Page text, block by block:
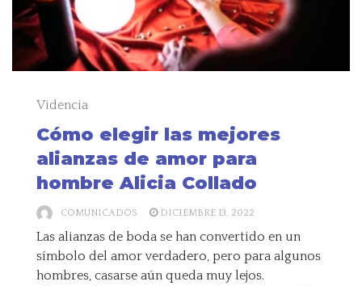
Videncia
Cómo elegir las mejores
alianzas de amor para
hombre Alicia Collado
COMUNICADOS DICIEMBRE 13, 2022
Las alianzas de boda se han convertido en un
símbolo del amor verdadero, pero para algunos
hombres, casarse aún queda muy lejos.